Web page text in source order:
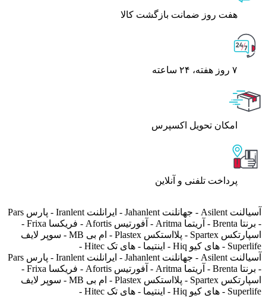
هفت روز ضمانت بازگشت کالا
۷ روز ﻫﻔﺘﻪ، ۲۴ ﺳﺎﻋﺘﻪ
اﻣﮑﺎن ﺗﺤﻮﯾﻞ اﮐﺴﭙﺮس
پرداخت تلفنی و آنلاین
آسیالنت Asilent - جهانلنت Jahanlent - ایرانلنت Iranlent - پارس Pars
- برنتا Brenta - آریتما Aritma - آفورتیس Afortis - فریکسا Frixa -
اسپارتکس Spartex - پلااستکس Plastex - ام بی MB - سوپر لایف
Superlife - های کیو Hiq - اینتیما - های تک Hitec -
آسیالنت Asilent - جهانلنت Jahanlent - ایرانلنت Iranlent - پارس Pars
- برنتا Brenta - آریتما Aritma - آفورتیس Afortis - فریکسا Frixa -
اسپارتکس Spartex - پلااستکس Plastex - ام بی MB - سوپر لایف
Superlife - های کیو Hiq - اینتیما - های تک Hitec -